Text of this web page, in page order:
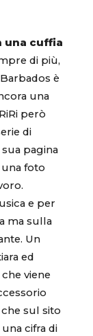
una cuffia
di più,
è
una
però
di
sua pagina
foto
e per
ma sulla
Un
ed
viene
sul sito
cifra di